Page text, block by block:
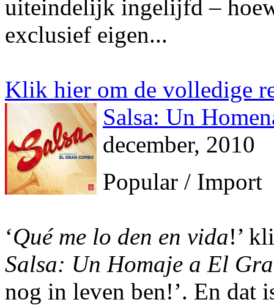
uiteindelijk ingelijfd –
exclusief eigen...
Klik hier om de volledige
Salsa: Un
december, 2010
Popular / Import
‘Qué me lo den en vida!’
Salsa: Un Homaje a El
nog in leven ben!’. En dat